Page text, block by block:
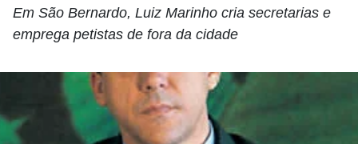
Em São Bernardo, Luiz Marinho cria secretarias e
emprega petistas de fora da cidade